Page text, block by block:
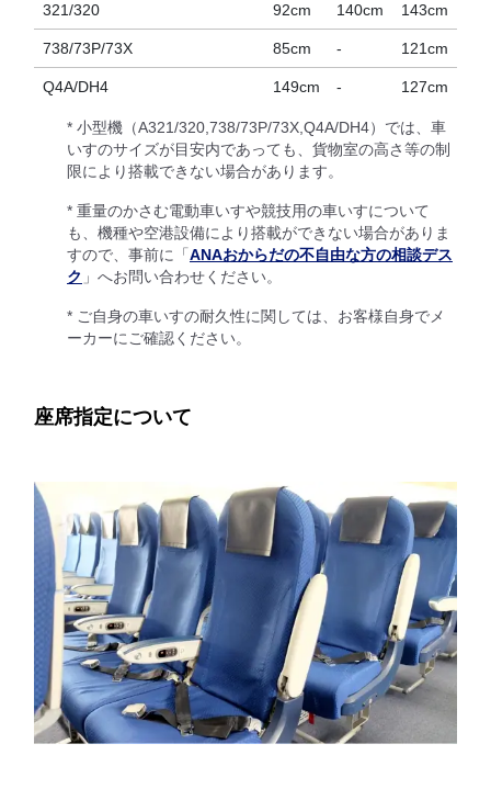
321/320 92cm 140cm 143cm
738/73P/73X 85cm - 121cm
Q4A/DH4 149cm - 127cm
* 小型機（A321/320,738/73P/73X,Q4A/DH4）では、車
いすのサイズが目安内であっても、貨物室の高さ等の制
限により搭載できない場合があります。
* 重量のかさむ電動車いすや競技用の車いすについて
も、機種や空港設備により搭載ができない場合がありま
すので、事前に「 ANAおからだの不自由な方の相談デス
ク 」へお問い合わせください。
* ご自身の車いすの耐久性に関しては、お客様自身でメ
ーカーにご確認ください。
座席指定について